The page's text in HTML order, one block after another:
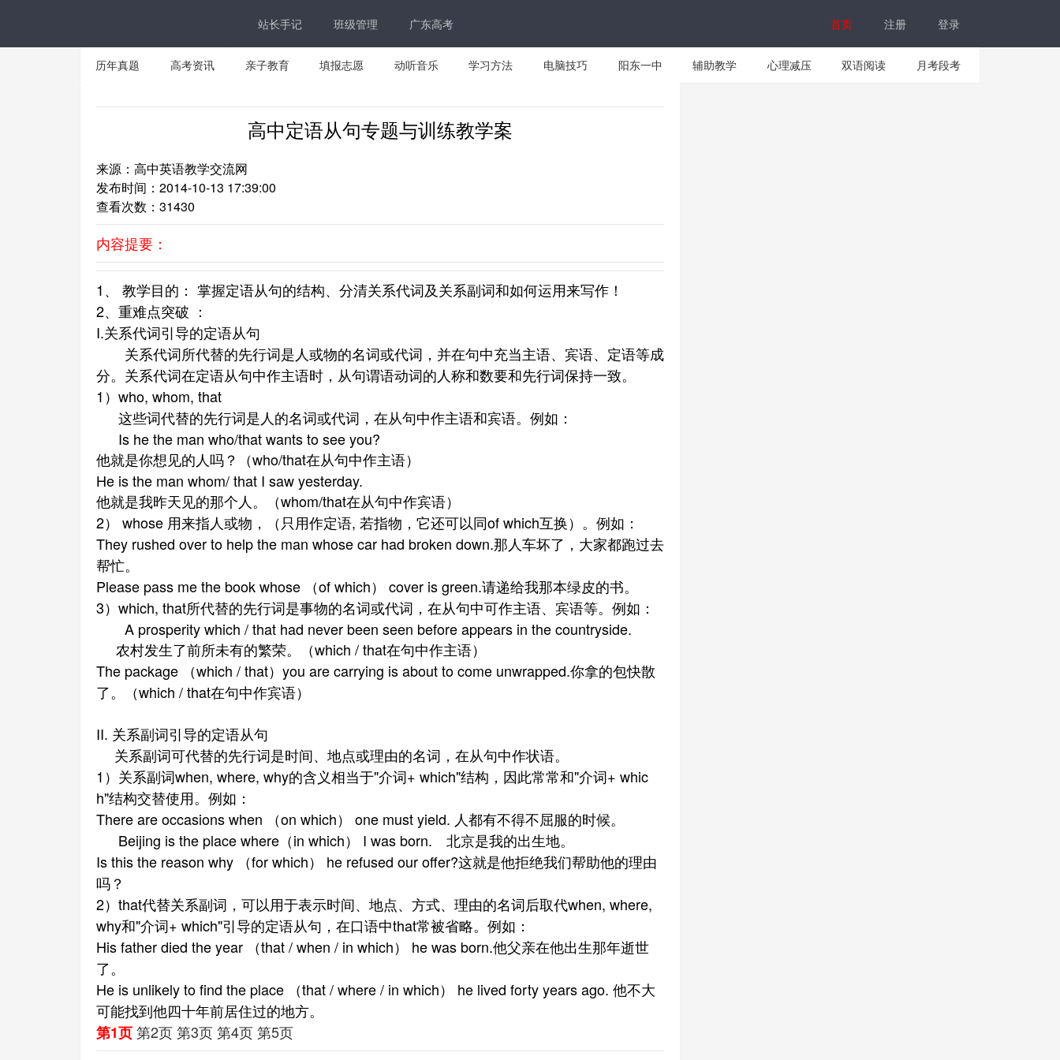
站长手记 班级管理 广东高考 首页 注册 登录
历年真题 高考资讯 亲子教育 填报志愿 动听音乐 学习方法 电脑技巧 阳东一中 辅助教学 心理减压 双语阅读 月考段考
高中定语从句专题与训练教学案
来源：高中英语教学交流网
发布时间：2014-10-13 17:39:00
查看次数： 31430
内容提要：
1、 教学目的： 掌握定语从句的结构、分清关系代词及关系副词和如何运用来写作！
2、重难点突破 ：
I.关系代词引导的定语从句
关系代词所代替的先行词是人或物的名词或代词，并在句中充当主语、宾语、定语等成
分。关系代词在定语从句中作主语时，从句谓语动词的人称和数要和先行词保持一致。
1）who, whom, that
这些词代替的先行词是人的名词或代词，在从句中作主语和宾语。例如：
Is he the man who/that wants to see you?
他就是你想见的人吗？（who/that在从句中作主语）
He is the man whom/ that I saw yesterday.
他就是我昨天见的那个人。（whom/that在从句中作宾语）
2） whose 用来指人或物，（只用作定语, 若指物，它还可以同of which互换）。例如：
They rushed over to help the man whose car had broken down.那人车坏了，大家都跑过去
帮忙。
Please pass me the book whose （of which） cover is green.请递给我那本绿皮的书。
3）which, that所代替的先行词是事物的名词或代词，在从句中可作主语、宾语等。例如：
A prosperity which / that had never been seen before appears in the countryside.
农村发生了前所未有的繁荣。（which / that在句中作主语）
The package （which / that）you are carrying is about to come unwrapped.你拿的包快散
了。（which / that在句中作宾语）
II. 关系副词引导的定语从句
关系副词可代替的先行词是时间、地点或理由的名词，在从句中作状语。
1）关系副词when, where, why的含义相当于"介词+ which"结构，因此常常和"介词+ whic
h"结构交替使用。例如：
There are occasions when （on which） one must yield. 人都有不得不屈服的时候。
Beijing is the place where（in which） I was born. 北京是我的出生地。
Is this the reason why （for which） he refused our offer?这就是他拒绝我们帮助他的理由
吗？
2）that代替关系副词，可以用于表示时间、地点、方式、理由的名词后取代when, where,
why和"介词+ which"引导的定语从句，在口语中that常被省略。例如：
His father died the year （that / when / in which） he was born.他父亲在他出生那年逝世
了。
He is unlikely to find the place （that / where / in which） he lived forty years ago. 他不大
可能找到他四十年前居住过的地方。
第1页第2页第3页第4页第5页